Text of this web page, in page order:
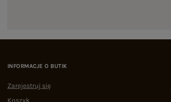
INFORMACJE O BUTIK
Zarejestruj się
Koszyk